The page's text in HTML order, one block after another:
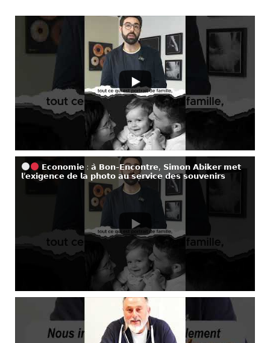
𝗘𝗰𝗼𝗻𝗼𝗺𝗶𝗲 : 𝗮̀ 𝗕𝗼𝗻-𝗘𝗻𝗰𝗼𝗻𝘁𝗿𝗲, 𝗦𝗶𝗺𝗼𝗻 𝗔𝗯𝗶𝗸𝗲𝗿 𝗺𝗲𝘁
𝗹’𝗲𝘅𝗶𝗴𝗲𝗻𝗰𝗲 𝗱𝗲 𝗹𝗮 𝗽𝗵𝗼𝘁𝗼 𝗮𝘂 𝘀𝗲𝗿𝘃𝗶𝗰𝗲 𝗱𝗲𝘀 𝘀𝗼𝘂𝘃𝗲𝗻𝗶𝗿𝘀